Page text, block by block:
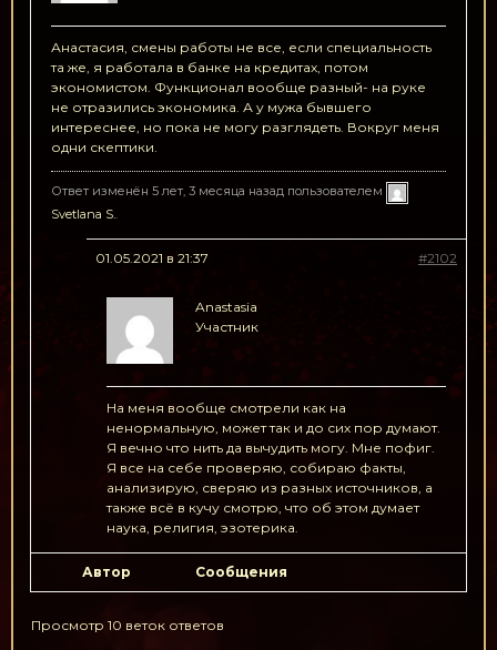
Анастасия, смены работы не все, если специальность
та же, я работала в банке на кредитах, потом
экономистом. Функционал вообще разный- на руке
не отразились экономика. А у мужа бывшего
интереснее, но пока не могу разглядеть. Вокруг меня
одни скептики.
Ответ изменён 5 лет, 3 месяца назад пользователем
Svetlana S.
01.05.2021 в 21:37 #2102
Anastasia
Участник
На меня вообще смотрели как на
ненормальную, может так и до сих пор думают.
Я вечно что нить да вычудить могу. Мне пофиг.
Я все на себе проверяю, собираю факты,
анализирую, сверяю из разных источников, а
также всё в кучу смотрю, что об этом думает
наука, религия, эзотерика.
Автор Сообщения
Просмотр 10 веток ответов